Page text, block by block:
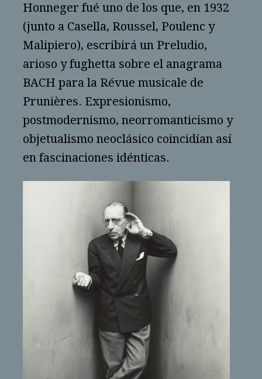
Honneger fué uno de los que, en 1932
(junto a Casella, Roussel, Poulenc y
Malipiero), escribirá un Preludio,
arioso y fughetta sobre el anagrama
BACH para la Révue musicale de
Prunières. Expresionismo,
postmodernismo, neorromanticismo y
objetualismo neoclásico coincidían así
en fascinaciones idénticas.